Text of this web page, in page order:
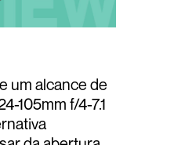
um alcance de
105mm f/4-7.1